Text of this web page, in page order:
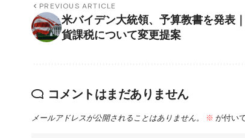
PREVIOUS ARTICLE
米バイデン大統領、予算教書を発表
貨課税について変更提案
コメントはまだありません
メールアドレスが公開されることはありません。 ※ が付い